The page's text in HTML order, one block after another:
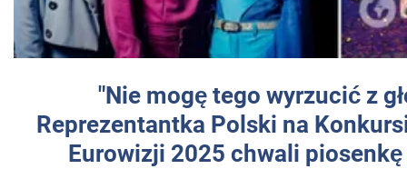
"Nie mogę tego wyrzucić z
Reprezentantka Polski na
Eurowizji 2025 chwali